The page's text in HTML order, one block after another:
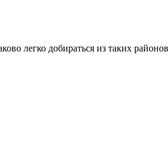
легко добираться из таких